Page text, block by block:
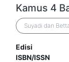
Kamus 4
Suyadi dan
Edisi
ISBN/ISSN